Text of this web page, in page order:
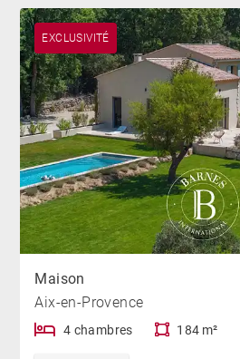
EXCLUSIVITÉ
Maison
Aix-en-Provence
4 chambres 184 m²